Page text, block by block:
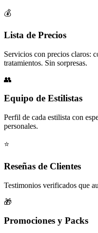
💰
Lista de Precios
Servicios con precios claros:
tratamientos. Sin sorpresas.
👥
Equipo de Estilistas
Perfil de cada estilista con
personales.
⭐
Reseñas de Clientes
Testimonios verificados que
🎁
Promociones y Packs